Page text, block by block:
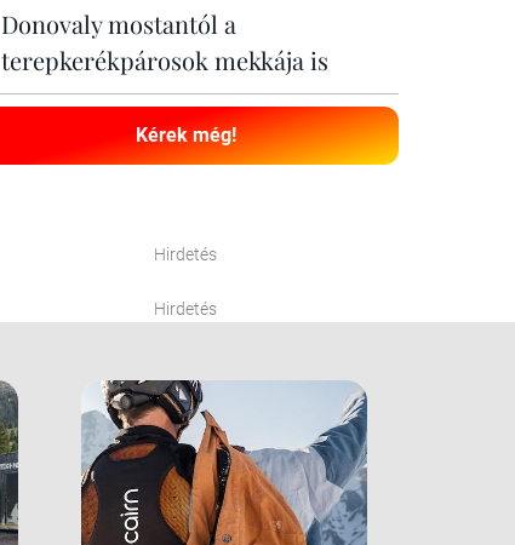
Donovaly mostantól a
terepkerékpárosok mekkája is
Kérek még!
Hirdetés
Hirdetés